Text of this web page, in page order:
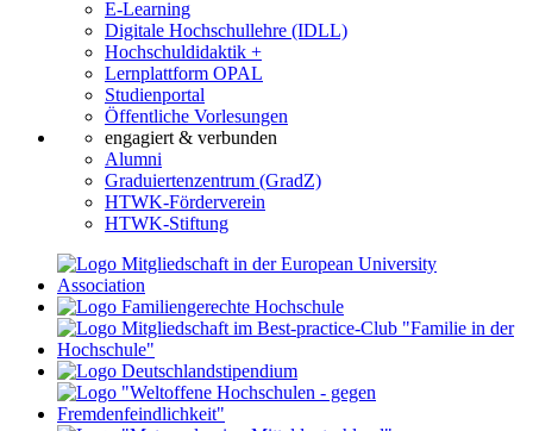
E-Learning
Digitale Hochschullehre (IDLL)
Hochschuldidaktik +
Lernplattform OPAL
Studienportal
Öffentliche Vorlesungen
engagiert & verbunden
Alumni
Graduiertenzentrum (GradZ)
HTWK-Förderverein
HTWK-Stiftung